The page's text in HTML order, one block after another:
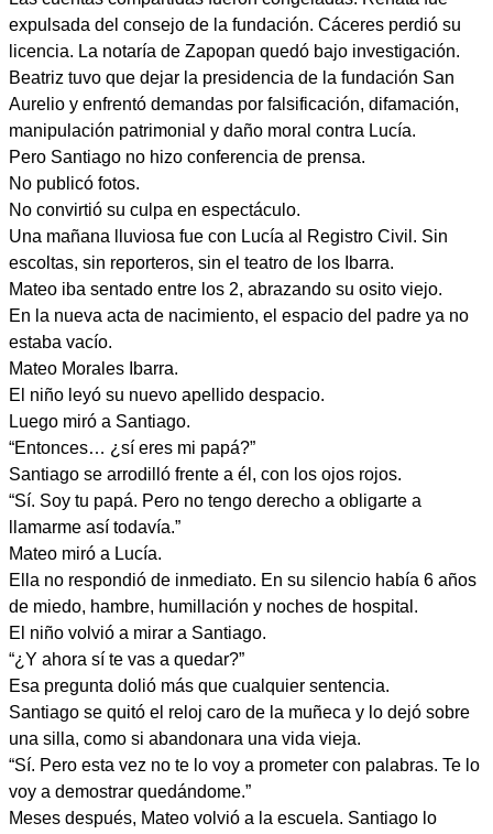
expulsada del consejo de la fundación. Cáceres perdió su
licencia. La notaría de Zapopan quedó bajo investigación.
Beatriz tuvo que dejar la presidencia de la fundación San
Aurelio y enfrentó demandas por falsificación, difamación,
manipulación patrimonial y daño moral contra Lucía.
Pero Santiago no hizo conferencia de prensa.
No publicó fotos.
No convirtió su culpa en espectáculo.
Una mañana lluviosa fue con Lucía al Registro Civil. Sin
escoltas, sin reporteros, sin el teatro de los Ibarra.
Mateo iba sentado entre los 2, abrazando su osito viejo.
En la nueva acta de nacimiento, el espacio del padre ya no
estaba vacío.
Mateo Morales Ibarra.
El niño leyó su nuevo apellido despacio.
Luego miró a Santiago.
“Entonces… ¿sí eres mi papá?”
Santiago se arrodilló frente a él, con los ojos rojos.
“Sí. Soy tu papá. Pero no tengo derecho a obligarte a
llamarme así todavía.”
Mateo miró a Lucía.
Ella no respondió de inmediato. En su silencio había 6 años
de miedo, hambre, humillación y noches de hospital.
El niño volvió a mirar a Santiago.
“¿Y ahora sí te vas a quedar?”
Esa pregunta dolió más que cualquier sentencia.
Santiago se quitó el reloj caro de la muñeca y lo dejó sobre
una silla, como si abandonara una vida vieja.
“Sí. Pero esta vez no te lo voy a prometer con palabras. Te lo
voy a demostrar quedándome.”
Meses después, Mateo volvió a la escuela. Santiago lo